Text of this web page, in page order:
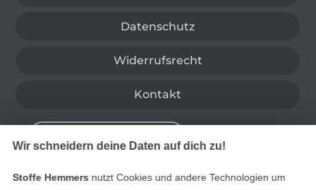
Datenschutz
Widerrufsrecht
Kontakt
Wir schneidern deine Daten auf dich zu!
Stoffe Hemmers nutzt Cookies und andere Technologien um